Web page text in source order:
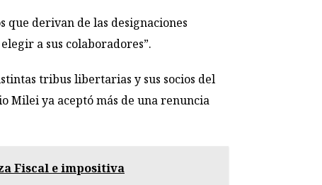
derivan de las designaciones
a sus colaboradores”.
tribus libertarias y sus socios del
Milei ya aceptó más de una renuncia
Fiscal e impositiva